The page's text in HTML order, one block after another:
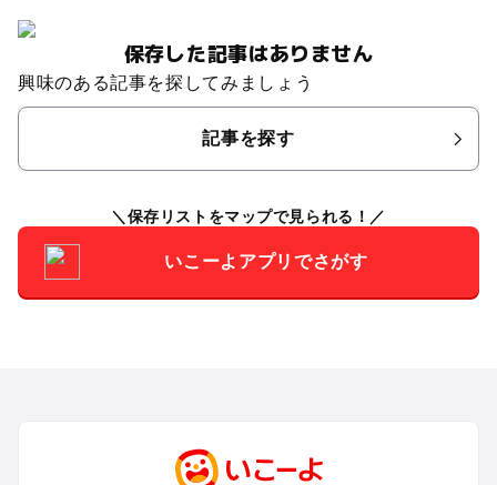
保存した記事はありません
興味のある記事を探してみましょう
記事を探す
保存リストをマップで見られる！
いこーよアプリでさがす